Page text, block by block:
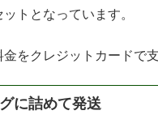
ットとなっています。
をクレジットカードで支
に詰めて発送